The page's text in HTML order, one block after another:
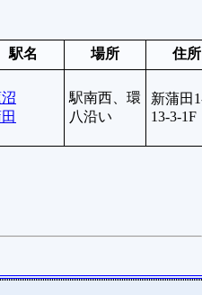
駅名 場所 住所
駅南西、環
八沿い
新蒲田
13-3-1F